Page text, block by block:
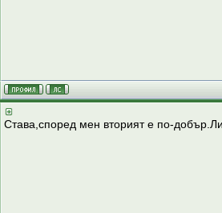
Става,според мен вторият е по-